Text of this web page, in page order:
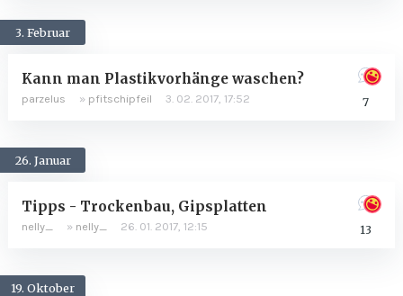
3. Februar
7
Kann man Plastikvorhänge waschen?
parzelus » pfitschipfeil 3. 02. 2017, 17:52
26. Januar
13
Tipps - Trockenbau, Gipsplatten
nelly_ » nelly_ 26. 01. 2017, 12:15
19. Oktober